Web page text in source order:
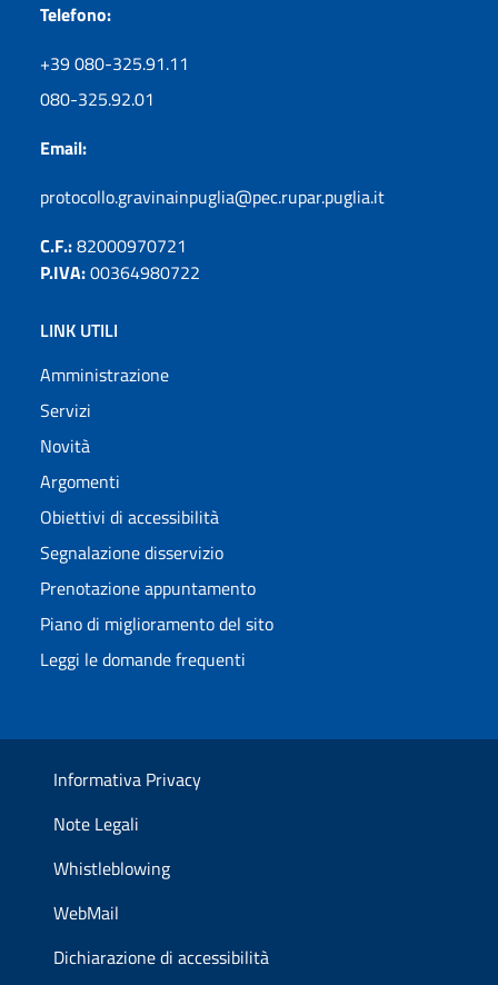
Telefono:
+39 080-325.91.11
080-325.92.01
Email:
protocollo.gravinainpuglia@pec.rupar.puglia.it
C.F.:82000970721
P.IVA:00364980722
LINK UTILI
Amministrazione
Servizi
Novità
Argomenti
Obiettivi di accessibilità
Segnalazione disservizio
Prenotazione appuntamento
Piano di miglioramento del sito
Leggi le domande frequenti
Informativa Privacy
Note Legali
Whistleblowing
WebMail
Dichiarazione di accessibilità